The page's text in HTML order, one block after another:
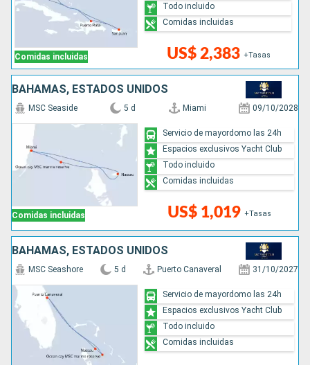
Comidas incluidas US$ 2,383 +Tasas
Todo incluido
Comidas incluidas
BAHAMAS, ESTADOS UNIDOS
Comidas incluidas
MSC Seaside 5 d Miami 09/10/2028
US$ 1,019 +Tasas
Servicio de mayordomo las 24h
Espacios exclusivos Yacht Club
Todo incluido
Comidas incluidas
BAHAMAS, ESTADOS UNIDOS
MSC Seashore 5 d Puerto Canaveral 31/10/2027
Servicio de mayordomo las 24h
Espacios exclusivos Yacht Club
Todo incluido
Comidas incluidas